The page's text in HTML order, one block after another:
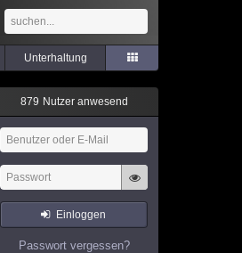
Unterhaltung
879 Nutzer anwesend
Einloggen
Passwort vergessen?